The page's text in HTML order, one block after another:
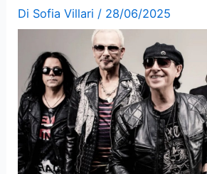
Di Sofia Villari / 28/06/2025